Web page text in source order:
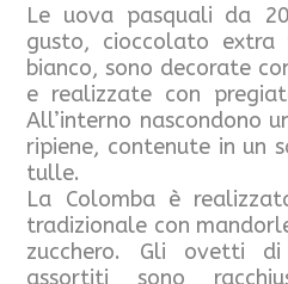
Le uova pasquali da
gusto, cioccolato
bianco, sono decorate
e realizzate con
All’interno nascondono
ripiene, contenute in un
tulle.
La Colomba è
tradizionale con
zucchero. Gli ovetti
assortiti sono